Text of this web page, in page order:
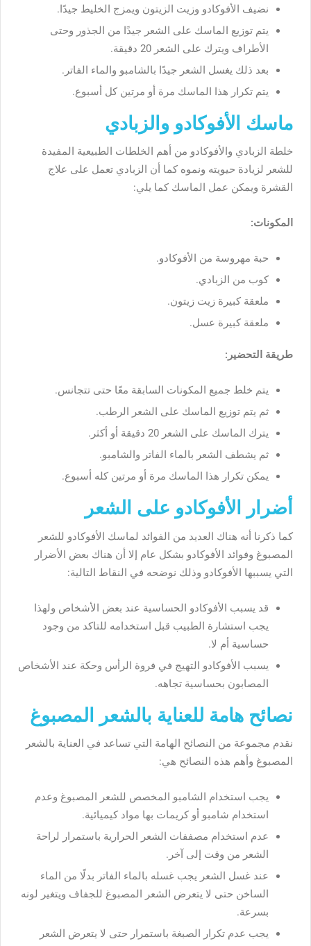
نضيف الأفوكادو وزيت الزيتون ويمزج الخليط جيدًا.
يتم توزيع الماسك على الشعر جيدًا من الجذور وحتى
الأطراف ويترك على الشعر دقيقة.
بعد ذلك يغسل الشعر جيدًا بالشامبو والماء الفاتر .
يتم تكرار هذا الماسك مرة أو مرتين كل أسبوع.
ماسك الأفوكادو والزبادي
خلطة الزبادي والأفوكادو من أهم الخلطات الطبيعية
المفيدة
للشعر لزيادة حيويته ونموه كما أن الزبادي تعمل على علاج
القشرة ويمكن عمل الماسك كما يلي:
المكونات:
حبة مهروسة من الأفوكادو.
كوب من الزبادي.
ملعقة كبيرة زيت زيتون.
ملعقة كبيرة عسل.
طريقة التحضير :
يتم خلط جميع المكونات السابقة معًا حتى تتجانس.
ثم يتم توزيع الماسك على الشعر الرطب.
يترك
الماسك على الشعر دقيقة أو أكثر .
ثم يشطف الشعر بالماء الفاتر والشامبو.
يمكن تكرار هذا الماسك مرة أو مرتين كله أسبوع.
أضرار الأفوكادو على الشعر
كما ذكرنا أنه هناك العديد من الفوائد لماسك الأفوكادو للشعر
المصبوغ وفوائد الأفوكادو بشكل عام إلا أن هناك بعض الأضرار
التي يسببها الأفوكادو وذلك نوضحه في النقاط التالية:
قد يسبب الأفوكادو الحساسية عند بعض الأشخاص ولهذا
يجب استشارة الطبيب قبل استخدامه للتاكد من وجود
حساسية أم لا.
يسبب الأفوكادو التهيج في فروة الرأس وحكة عند الأشخاص
المصابون بحساسية تجاهه.
نصائح هامة للعناية بالشعر المصبوغ
نقدم مجموعة من النصائح الهامة التي تساعد في العناية بالشعر
المصبوغ وأهم هذه النصائح هي:
يجب استخدام الشامبو المخصص للشعر المصبوغ وعدم
استخدام شامبو أو كريمات بها مواد كيميائية.
عدم استخدام مصففات الشعر الحرارية باستمرار لراحة
الشعر من وقت إلى آخر .
عند غسل الشعر يجب غسله بالماء الفاتر بدلًا من
الماء
الساخن حتى لا يتعرض الشعر المصبوغ للجفاف ويتغير لونه
بسرعة.
يجب عدم تكرار الصبغة باستمرار حتى لا يتعرض
الشعر